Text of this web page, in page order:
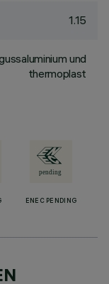
1.15
und
thermoplast
ENEC PENDING